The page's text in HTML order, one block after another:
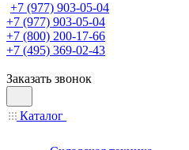
+7 (977) 903-05-04
+7 (977) 903-05-04
+7 (800) 200-17-66
+7 (495) 369-02-43
Заказать звонок
Каталог